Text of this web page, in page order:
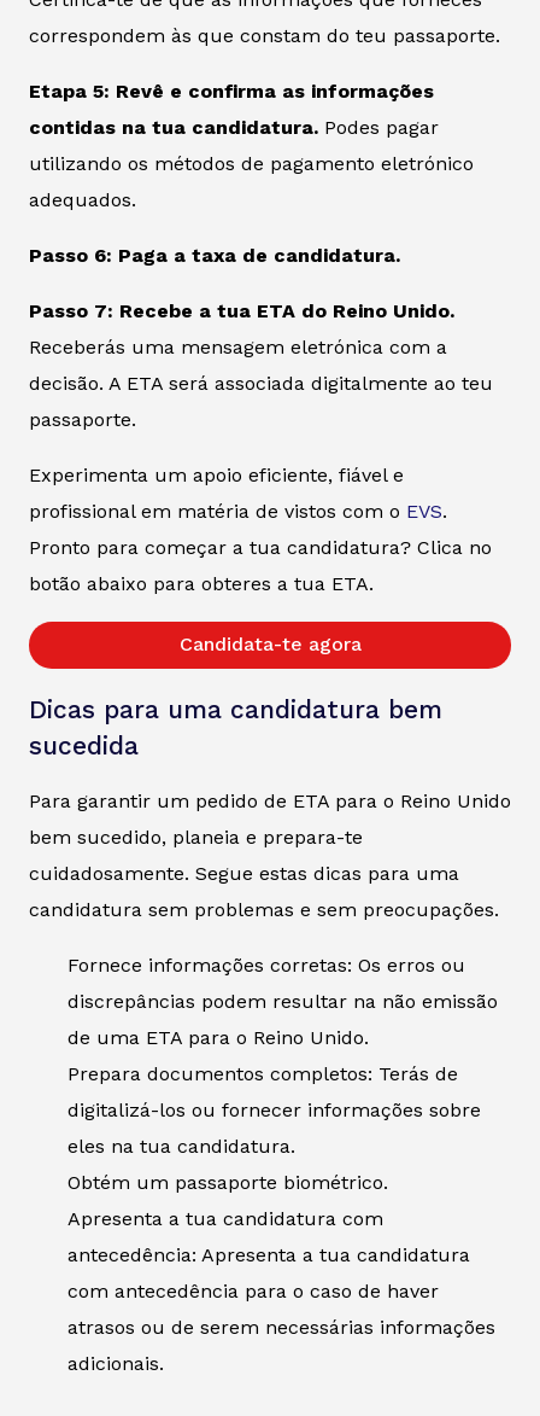
correspondem às que constam do teu passaporte.
Etapa 5: Revê e confirma as informações
contidas na tua candidatura. Podes pagar
utilizando os métodos de pagamento eletrónico
adequados.
Passo 6: Paga a taxa de candidatura.
Passo 7: Recebe a tua ETA do Reino Unido.
Receberás uma mensagem eletrónica com a
decisão. A ETA será associada digitalmente ao teu
passaporte.
Experimenta um apoio eficiente, fiável e
profissional em matéria de vistos com o EVS.
Pronto para começar a tua candidatura? Clica no
botão abaixo para obteres a tua ETA.
Candidata-te agora
Dicas para uma candidatura bem
sucedida
Para garantir um pedido de ETA para o Reino Unido
bem sucedido, planeia e prepara-te
cuidadosamente. Segue estas dicas para uma
candidatura sem problemas e sem preocupações.
Fornece informações corretas: Os erros ou
discrepâncias podem resultar na não emissão
de uma ETA para o Reino Unido.
Prepara documentos completos: Terás de
digitalizá-los ou fornecer informações sobre
eles na tua candidatura.
Obtém um passaporte biométrico.
Apresenta a tua candidatura com
antecedência: Apresenta a tua candidatura
com antecedência para o caso de haver
atrasos ou de serem necessárias informações
adicionais.